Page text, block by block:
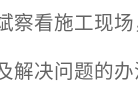
察看施工现
解决问题的